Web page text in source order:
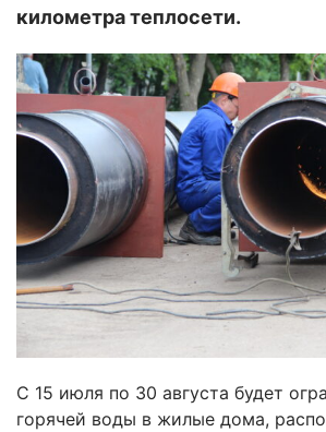
километра теплосети.
С 15 июля по 30 августа будет
горячей воды в жилые дома,